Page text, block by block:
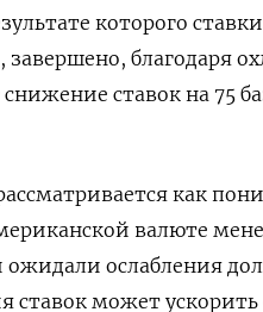
которого
завершено, благодаря
ставок на 75
как
валюте
ослабления
может ускорить